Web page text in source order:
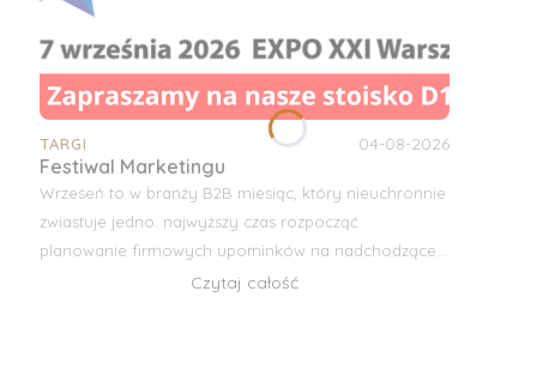
TARGI 04-08-2026
Festiwal Marketingu
Wrzeseń to w branży B2B miesiąc, który nieuchronnie
zwiastuje jedno: najwyższy czas rozpocząć
planowanie firmowych upominków na nadchodzące
Święta! Z ogromną radością ogłaszamy, że w tym
Czytaj całość